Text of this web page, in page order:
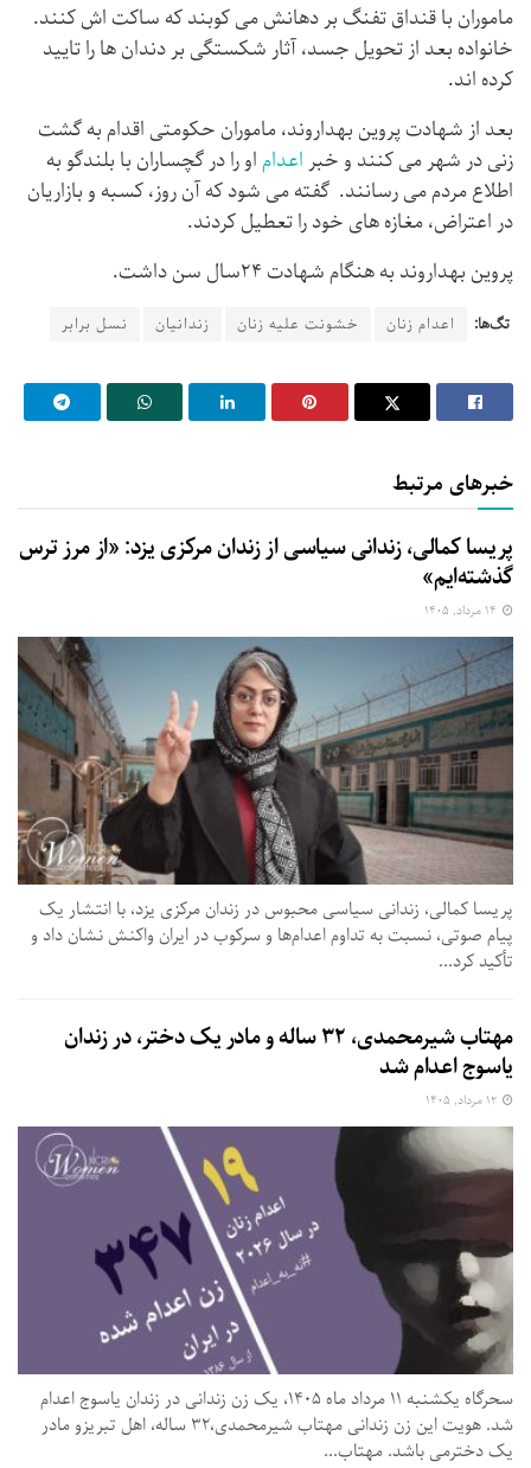
ماموران با قنداق تفنگ بر دهانش می کوبند که ساکت اش کنند.
خانواده بعد از تحویل جسد، آثار شکستگی بر دندان ها را تایید
کرده اند.
بعد از شهادت پروین بهداروند، ماموران حکومتی اقدام به گشت
زنی در شهر می کنند و خبر اعداماو را در گچساران با بلندگو به
اطلاع مردم می رسانند. گفته می شود که آن روز، کسبه و بازاریان
در اعتراض، مغازه های خود را تعطیل کردند.
پروین بهداروند به هنگام شهادت ۲۴سال سن داشت.
تگ‌ها: اعدام زنان خشونت علیه زنان زندانیان نسل برابر
خبرهای مرتبط
پریسا کمالی، زندانی سیاسی از زندان مرکزی یزد: «از مرز ترس
گذشته‌ایم»
پریسا کمالی، زندانی سیاسی محبوس در زندان مرکزی یزد، با انتشار یک
پیام صوتی، نسبت به تداوم اعدام‌ها و سرکوب در ایران واکنش نشان داد و
تأکید کرد...
مهتاب شیرمحمدی، ۳۲ ساله و مادر یک دختر، در زندان
یاسوج اعدام شد
سحرگاه یکشنبه ۱۱ مرداد ماه ۱۴۰۵، یک زن زندانی در زندان یاسوج اعدام
شد. هویت این زن زندانی مهتاب شیرمحمدی،۳۲ ساله، اهل تبریزو مادر
یک دخترمی باشد. مهتاب...